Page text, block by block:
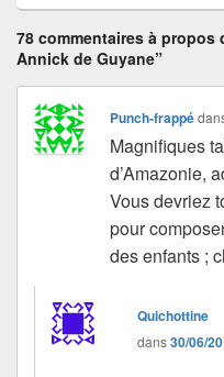
78 commentaires à propos
Annick de Guyane”
Punch-frappé
Magnifiques
d’Amazonie,
Vous devriez
pour
des enfants ;
Quichottine
dans30/06/